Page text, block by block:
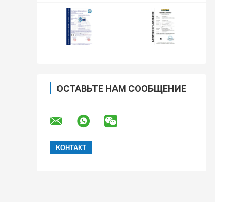
ОСТАВЬТЕ НАМ СООБЩЕНИЕ